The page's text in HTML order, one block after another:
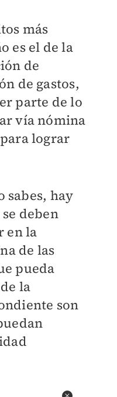
más
es el de la
de
de gastos,
parte de lo
vía nómina
lograr
sabes, hay
deben
en la
de las
pueda
la
son